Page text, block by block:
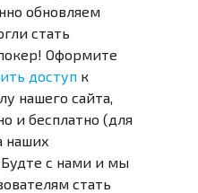
обновляем
стать
Оформите
доступ к
нашего сайта,
и бесплатно (для
наших
с нами и мы
стать